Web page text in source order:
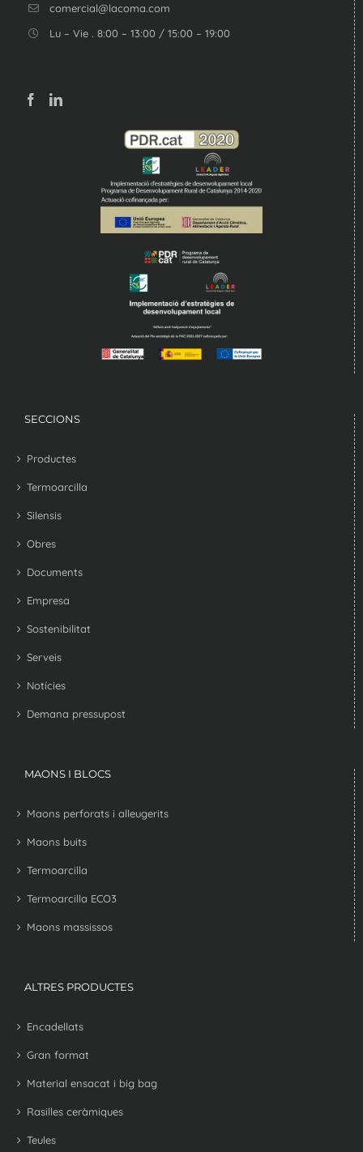
comercial@lacoma.com
Lu – Vie . 8:00 – 13:00 / 15:00 – 19:00
SECCIONS
Productes
Termoarcilla
Silensis
Obres
Documents
Empresa
Sostenibilitat
Serveis
Notícies
Demana pressupost
MAONS I BLOCS
Maons perforats i alleugerits
Maons buits
Termoarcilla
Termoarcilla ECO3
Maons massissos
ALTRES PRODUCTES
Encadellats
Gran format
Material ensacat i big bag
Rasilles ceràmiques
Teules